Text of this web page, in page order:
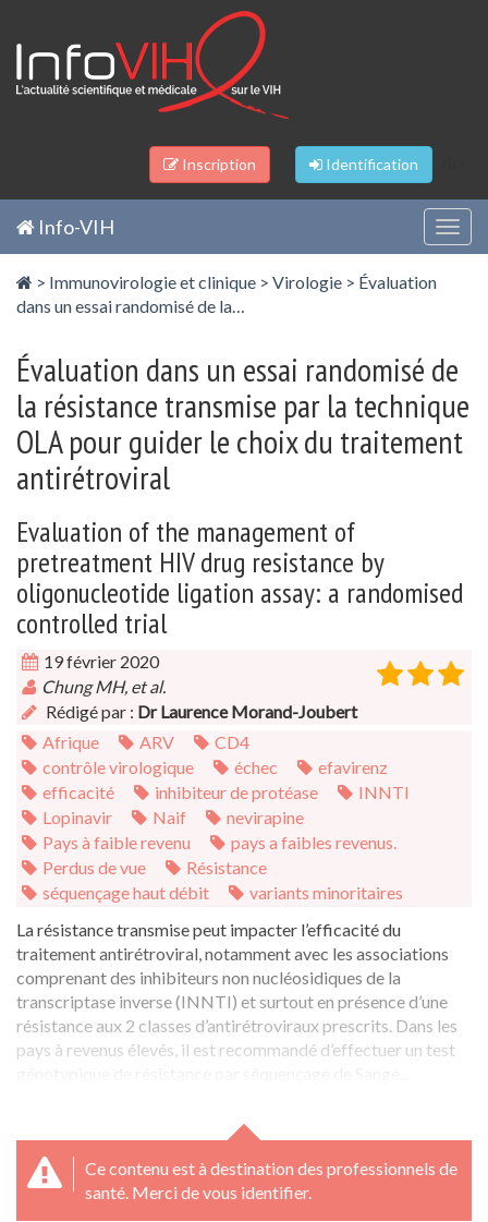
Inscription Identification
Info-VIH
> Immunovirologie et clinique > Virologie > Évaluation
dans un essai randomisé de la…
Évaluation dans un essai randomisé de
la résistance transmise par la technique
OLA pour guider le choix du traitement
antirétroviral
Evaluation of the management of
pretreatment HIV drug resistance by
oligonucleotide ligation assay: a randomised
controlled trial
19 février 2020
Chung MH, et al.
Rédigé par : Dr Laurence Morand-Joubert
Afrique
ARV
CD4
contrôle virologique
échec
efavirenz
efficacité
inhibiteur de protéase
INNTI
Lopinavir
Naif
nevirapine
Pays à faible revenu
pays a faibles revenus.
Perdus de vue
Résistance
séquençage haut débit
variants minoritaires
La résistance transmise peut impacter l’efficacité du
traitement antirétroviral, notamment avec les associations
comprenant des inhibiteurs non nucléosidiques de la
transcriptase inverse (INNTI) et surtout en présence d’une
résistance aux 2 classes d’antirétroviraux prescrits. Dans les
pays à revenus élevés, il est recommandé d’effectuer un test
Ce contenu est à destination des professionnels de
santé. Merci de vous identifier.
Panneau de gestion des cookies